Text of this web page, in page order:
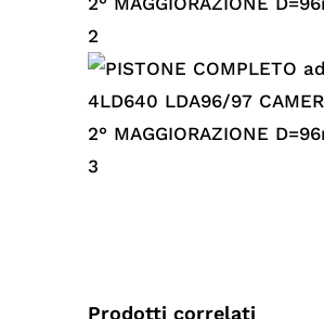
Prodotti correlati